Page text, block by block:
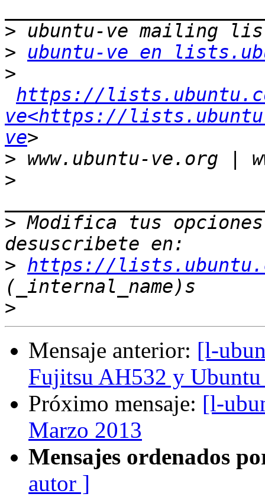
>
>
ubuntu-ve en
>
https://
ve<https://
ve
>
>
> Modifica tus
> https://
>
Mensaje anterior: [l-
Fujitsu AH532 y
Próximo mensaje: [l-
Marzo 2013
Mensajes ordenados
autor ]